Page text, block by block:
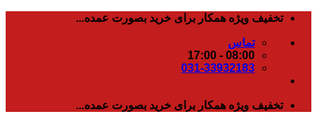
رفتن
محتوا
تخفیف ویژه همکار برای خرید بصورت عمده...
تماس
08:00 - 17:00
031-33932183
تخفیف ویژه همکار برای خرید بصورت عمده...